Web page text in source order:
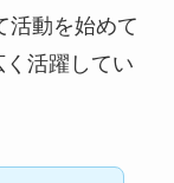
活動を始めて
活躍してい